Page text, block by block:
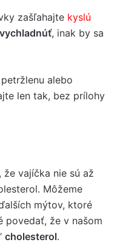
zašľahajte kyslú
, inak by sa
alebo
len tak, bez prílohy
vajíčka nie sú až
Môžeme
mýtov, ktoré
povedať, že v našom
cholesterol.